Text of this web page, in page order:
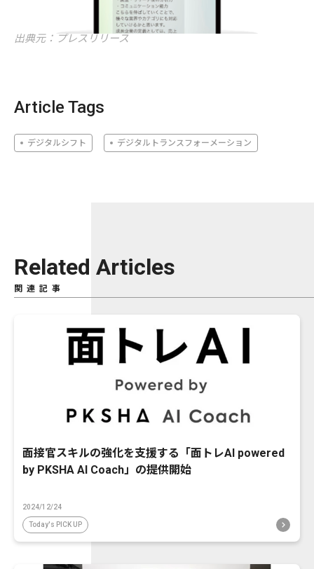
出典元：プレスリリース
Article Tags
デジタルシフト デジタルトランスフォーメーション
Related Articles
関連記事
面接官スキルの強化を支援する「面トレAI powered
by PKSHA AI Coach」の提供開始
2024/12/24
Today's PICK UP